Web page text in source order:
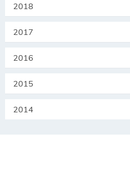
2018
2017
2016
2015
2014